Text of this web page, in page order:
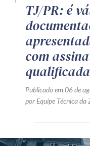
TJ/PR: é
com
qualificada
Publicado em 06 de
por Equipe Técnica da